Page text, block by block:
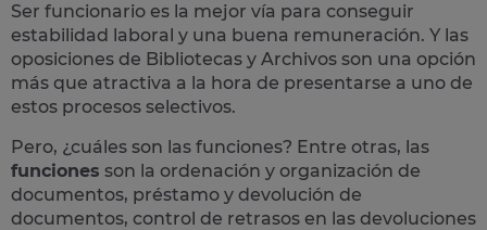
Ser funcionario es la mejor vía para conseguir
estabilidad laboral y una buena remuneración. Y las
oposiciones de Bibliotecas y Archivos son una opción
más que atractiva a la hora de presentarse a uno de
estos procesos selectivos.
Pero, ¿cuáles son las funciones? Entre otras, las
funciones son la ordenación y organización de
documentos, préstamo y devolución de
documentos, control de retrasos en las devoluciones